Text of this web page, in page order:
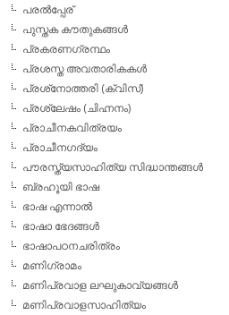
പരല്‍പ്പേര്
പുസ്തക കൗതുകങ്ങള്‍
പ്രകരണഗ്രന്ഥം
പ്രശസ്ത അവതാരികകള്‍
പ്രശ്‌നോത്തരി (ക്വിസ്)
പ്രശ്ലേഷം (ചിഹ്നനം)
പ്രാചീനകവിത്രയം
പ്രാചീനഗദ്യം
പൗരസ്ത്യസാഹിത്യ സിദ്ധാന്തങ്ങള്‍
ബ്രഹൂയി ഭാഷ
ഭാഷ എന്നാല്‍
ഭാഷാ ഭേദങ്ങള്‍
ഭാഷാപഠനചരിത്രം
മണിഗ്രാമം
മണിപ്രവാള ലഘുകാവ്യങ്ങള്‍
മണിപ്രവാളസാഹിത്യം